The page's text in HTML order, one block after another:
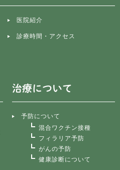
医院紹介
診療時間・アクセス
治療について
予防について
混合ワクチン接種
フィラリア予防
がんの予防
健康診断について